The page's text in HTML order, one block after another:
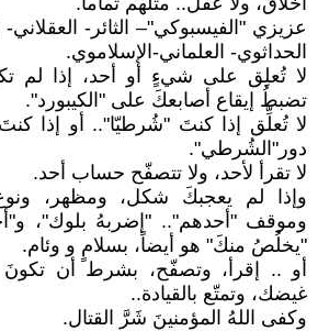
عزيزي "الفيسبوكي"– الثائر-
الحداثوي- العلماني-الإسلاموي.
لا تُعلِق على شيءٍ أو أحد، إذا لم
تضبطُ إيقاع أصابعكَ على "الكيبورد".
لا تُعلِّق إذا كنتَ "شُرطيّا".. أو إذا
دور"الشُرطي".
لا تقرأ لأحد، ولا تتصفّح حساب أحد.
وإذا لم يعجبكَ شكل، ومظهر،
وموقف "أحدهم".. "إضربهُ بلوك"،
"يخلُصُ منكَ" هو أيضاً، بسلامٍ و وئام.
أو .. إقرأ، وتصفّح، بشرط أن
غيضك، وتمتّع بالقيادة..
وكفى اللهُ المؤمنينَ شَرَّ القتال.